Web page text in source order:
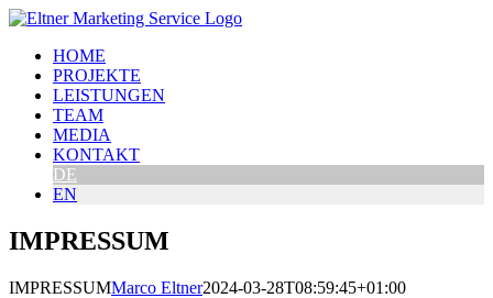
Zum
springenHOME
PROJEKTE
LEISTUNGEN
TEAM
MEDIA
KONTAKT
DE
EN
IMPRESSUM
IMPRESSUMMarco Eltner2024-03-28T08:59:45+01:00